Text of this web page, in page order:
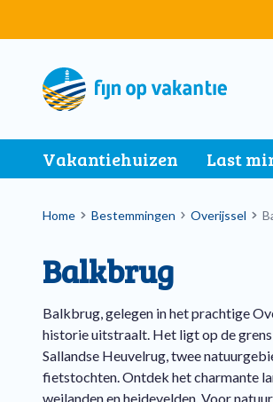
algemene
gaan
Main
Vakantiehuizen Last
Breadcrumb
Home Bestemmingen Overijssel
Balkbrug
Balkbrug, gelegen in het prachtige
historie uitstraalt. Het ligt op de
Sallandse Heuvelrug, twee
fietstochten. Ontdek het charmante
weilanden en heidevelden. Voor